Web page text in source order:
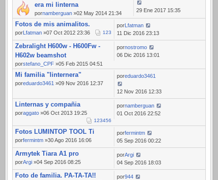
era mi linterna
pornamberguan »02 May 2014 21:34 29 Ene 2017 15:35
Fotos de mis animalitos.
porLfatman »07 Oct 2012 23:36 123
porLfatman
11 Dic 2016 23:13
Zebralight H600w - H600Fw -
H602w beamshot
porstefano_CPF »05 Feb 2015 04:51
pornostromo
06 Dic 2016 13:01
Mi familia "linternera"
poreduardo3461 »09 Nov 2016 12:37
poreduardo3461
12 Nov 2016 12:33
Linternas y compañia
poraggato »06 Oct 2013 19:25
123456
pornamberguan
01 Oct 2016 22:52
Fotos LUMINTOP TOOL Ti
porfermintm »30 Ago 2016 16:06
porfermintm
05 Sep 2016 00:22
Armytek Tiara A1 pro
porArgi »04 Sep 2016 08:25
porArgi
04 Sep 2016 18:03
Foto de familia. PA-TA-TA!! por944